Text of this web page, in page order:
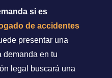
si es
de accidentes
presentar una
demanda en tu
legal buscará una